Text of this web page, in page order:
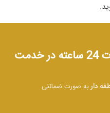
.
هفت روز هفته به صورت 24 ساعته در خدمت
داربه صورت ضمانتی